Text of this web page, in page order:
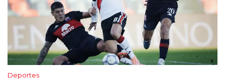
Deportes